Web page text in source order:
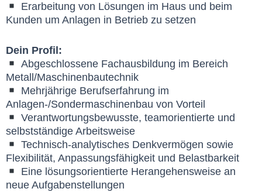
Erarbeitung von Lösungen im Haus und beim
Kunden um Anlagen in Betrieb zu setzen
Dein Profil:
Abgeschlossene Fachausbildung im Bereich
Metall/Maschinenbautechnik
Mehrjährige Berufserfahrung im
Anlagen-/Sondermaschinenbau von Vorteil
Verantwortungsbewusste, teamorientierte und
selbstständige Arbeitsweise
Technisch-analytisches Denkvermögen sowie
Flexibilität, Anpassungsfähigkeit und Belastbarkeit
Eine lösungsorientierte Herangehensweise an
neue Aufgabenstellungen